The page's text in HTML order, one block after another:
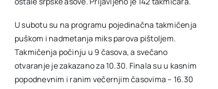
U subotu su na programu pojedinačna takmičenja
puškom i nadmetanja miks parova pištoljem.
Takmičenja počinju u 9 časova, a svečano
otvaranje je zakazano za 10.30. Finala su u kasnim
popodnevnim i ranim večernjim časovima – 16.30